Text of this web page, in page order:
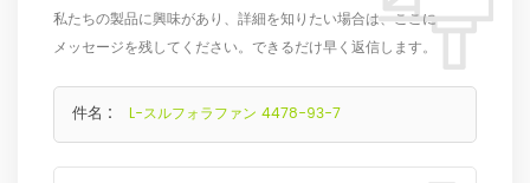
私たちの製品に興味があり、詳細を知りたい場合は、ここに
メッセージを残してください。できるだけ早く返信します。
件名 : L-スルフォラファン 4478-93-7